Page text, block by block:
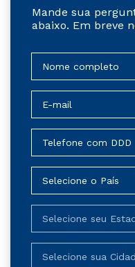
Mande sua
abaixo. Em breve